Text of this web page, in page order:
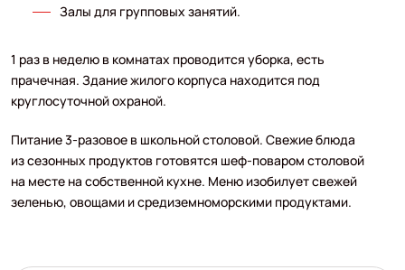
Залы для групповых занятий.
1 раз в неделю в комнатах проводится уборка, есть
прачечная. Здание жилого корпуса находится под
круглосуточной охраной.
Питание 3-разовое в школьной столовой. Свежие блюда
из сезонных продуктов готовятся шеф-поваром столовой
на месте на собственной кухне. Меню изобилует свежей
зеленью, овощами и средиземноморскими продуктами.